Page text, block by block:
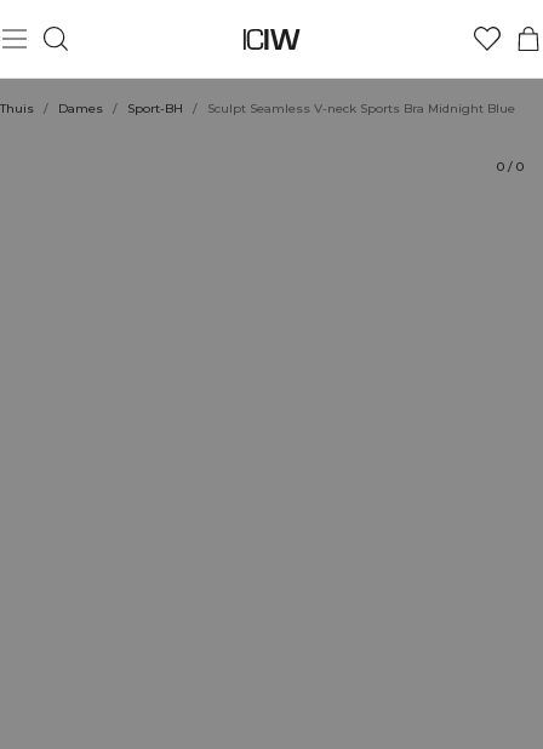
Thuis / Dames / Sport-BH / Sculpt Seamless V-neck Sports Bra Midnight Blue
0 / 0